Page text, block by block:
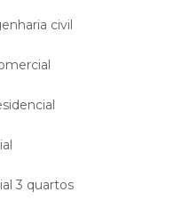
civil
3 quartos